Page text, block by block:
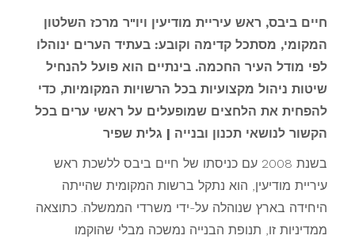
חיים ביבס, ראש עיריית מודיעין ויו"ר מרכז השלטון
המקומי, מסתכל קדימה וקובע: בעתיד הערים ינוהלו
לפי מודל העיר החכמה. בינתיים הוא פועל להנחיל
שיטות ניהול מקצועיות בכל הרשויות המקומיות, כדי
להפחית את הלחצים שמופעלים על ראשי ערים בכל
הקשור לנושאי תכנון ובנייה | גלית שפיר
בשנת 2008 עם כניסתו של חיים ביבס ללשכת ראש
עיריית מודיעין, הוא נתקל ברשות המקומית שהייתה
היחידה בארץ שנוהלה על-ידי משרדי הממשלה. כתוצאה
ממדיניות זו, תנופת הבנייה נמשכה מבלי שהוקמו